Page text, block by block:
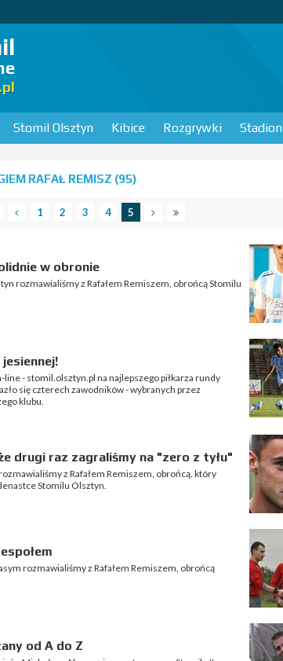
Stomil Olsztyn Kibice Rozgrywki Stadion
RAFAŁ REMISZ (95)
1 2 3 4 5
w obronie
rozmawialiśmy z Rafałem Remiszem, obrońcą Stomilu
line - stomil.olsztyn.pl na najlepszego piłkarza rundy
się czterech zawodników - wybranych przez
klubu.
drugi raz zagraliśmy na "zero z tyłu"
z Rafałem Remiszem, obrońcą, który
Stomilu Olsztyn.
rozmawialiśmy z Rafałem Remiszem, obrońcą
od A do Z